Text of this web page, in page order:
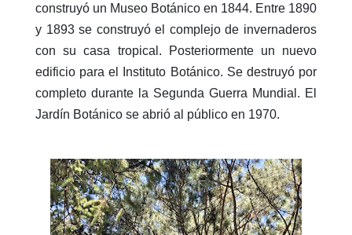
construyó un Museo Botánico en 1844. Entre 1890
y 1893 se construyó el complejo de invernaderos
con su casa tropical. Posteriormente un nuevo
edificio para el Instituto Botánico. Se destruyó por
completo durante la Segunda Guerra Mundial. El
Jardín Botánico se abrió al público en 1970.